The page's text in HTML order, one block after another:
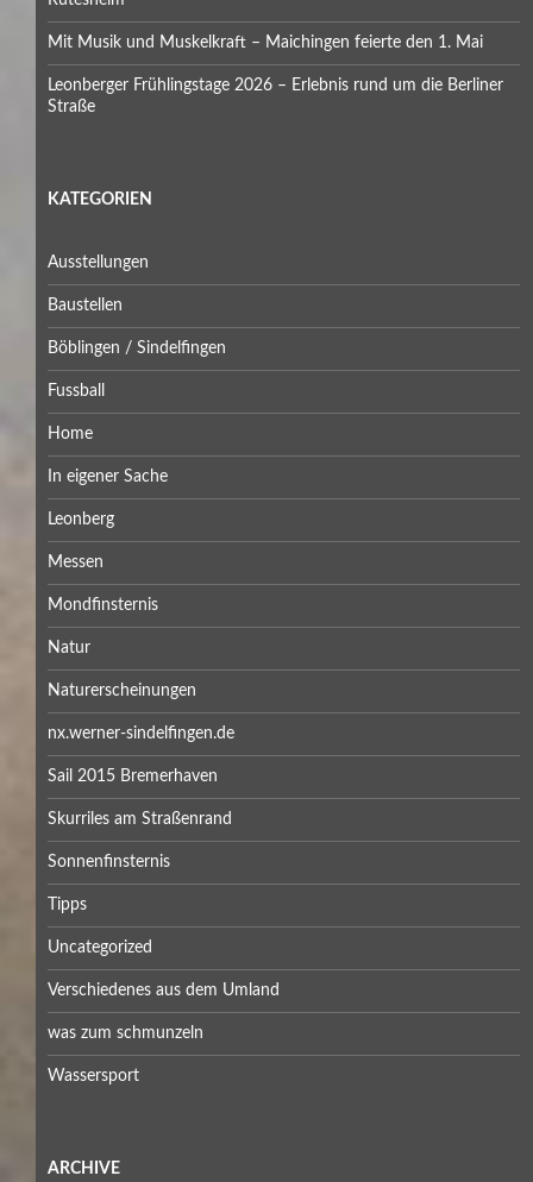
Mit Musik und Muskelkraft – Maichingen feierte den 1. Mai
Leonberger Frühlingstage 2026 – Erlebnis rund um die Berliner
Straße
KATEGORIEN
Ausstellungen
Baustellen
Böblingen / Sindelfingen
Fussball
Home
In eigener Sache
Leonberg
Messen
Mondfinsternis
Natur
Naturerscheinungen
nx.werner-sindelfingen.de
Sail 2015 Bremerhaven
Skurriles am Straßenrand
Sonnenfinsternis
Tipps
Uncategorized
Verschiedenes aus dem Umland
was zum schmunzeln
Wassersport
ARCHIVE